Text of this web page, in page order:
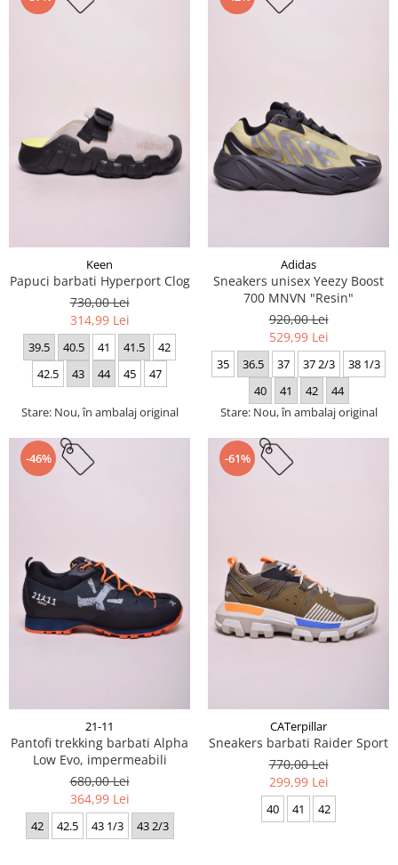
Keen
Papuci barbati Hyperport Clog
730,00 Lei
314,99 Lei
39.5 40.5 41 41.5
42
42.5
43 44 45 47
Stare: Nou, în ambalaj original
Adidas
Sneakers unisex Yeezy Boost
700 MNVN "Resin"
920,00 Lei
529,99 Lei
35 36.5 37 37 2/3
38 1/3
40
41 42
44
Stare: Nou, în ambalaj original
-46%
21-11
Pantofi trekking barbati Alpha
Low Evo, impermeabili
680,00 Lei
364,99 Lei
42 42.5 43 1/3 43 2/3
-61%
CATerpillar
Sneakers barbati Raider Sport
770,00 Lei
299,99 Lei
40 41 42